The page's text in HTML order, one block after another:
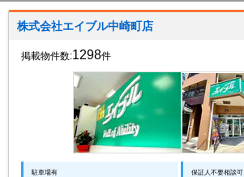
株式会社エイブル中崎町店
掲載物件数:1298件
駐車場有 保証人不要相談可